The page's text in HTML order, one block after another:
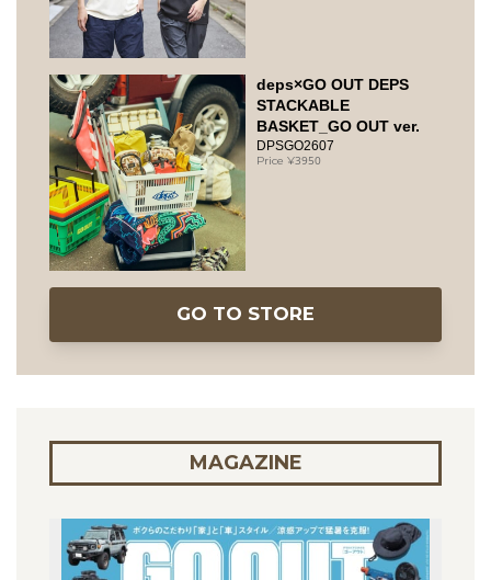
deps×GO OUT DEPS
STACKABLE
BASKET_GO OUT ver.
DPSGO2607
3950
GO TO STORE
MAGAZINE